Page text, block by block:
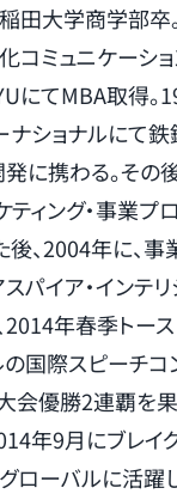
田大学商学部卒
コミュニケーショ
にてMBA取得。
ショナルにて鉄
に携わる。その
ィング・事業プ
、2004年に、
パイア・インテ
年春季トース
国際スピーチコ
会優勝2連覇を果
年9月にブレイ
グローバルに活